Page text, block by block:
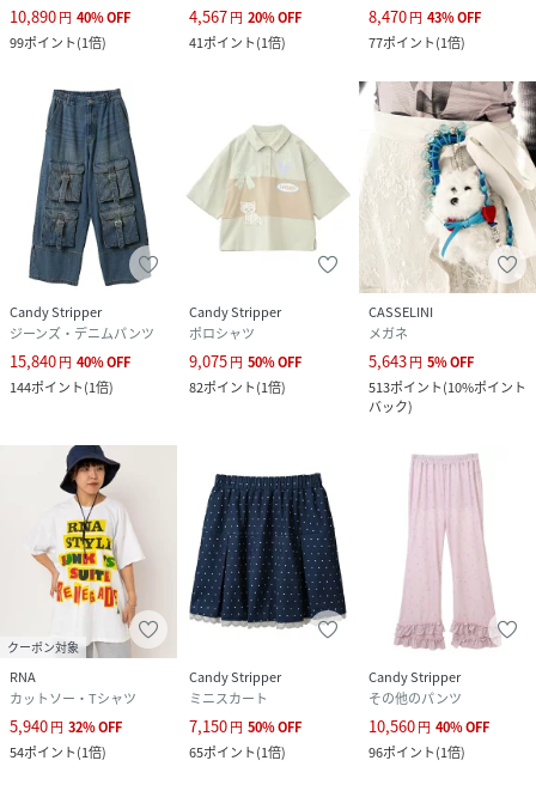
10,890円 40%OFF
99ポイント(1倍)
4,567円 20%OFF
41ポイント(1倍)
8,470円 43%OFF
77ポイント(1倍)
Candy Stripper
ジーンズ・デニムパンツ
15,840円 40%OFF
144ポイント(1倍)
Candy Stripper
ポロシャツ
9,075円 50%OFF
82ポイント(1倍)
CASSELINI
メガネ
5,643円 5%OFF
513ポイント(10%ポイント
バック)
クーポン対象
RNA
カットソー・Tシャツ
5,940円 32%OFF
54ポイント(1倍)
Candy Stripper
ミニスカート
7,150円 50%OFF
65ポイント(1倍)
Candy Stripper
その他のパンツ
10,560円 40%OFF
96ポイント(1倍)